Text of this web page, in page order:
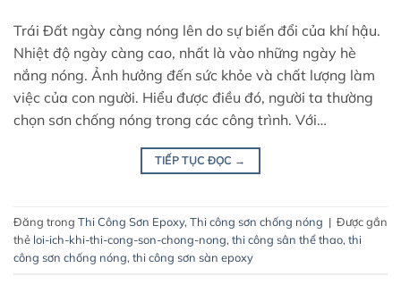
Trái Đất ngày càng nóng lên do sự biến đổi của khí hậu.
Nhiệt độ ngày càng cao, nhất là vào những ngày hè
nắng nóng. Ảnh hưởng đến sức khỏe và chất lượng làm
việc của con người. Hiểu được điều đó, người ta thường
chọn sơn chống nóng trong các công trình. Với…
TIẾP TỤC ĐỌC →
Đăng trong Thi Công Sơn Epoxy, Thi công sơn chống nóng | Được gắn
thẻ loi-ich-khi-thi-cong-son-chong-nong, thi công sân thể thao, thi
công sơn chống nóng, thi công sơn sàn epoxy